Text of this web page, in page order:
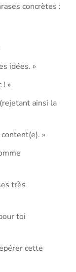
concrètes :
idées. »
»
ainsi la
»
très
toi
cette